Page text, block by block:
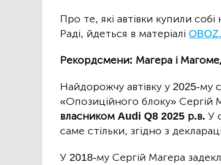
Про те, які автівки купили
Раді, йдеться в матеріалі
Рекордсмени: Магера і
Найдорожчу автівку у 2025-му
«Опозиційного блоку» Сергій
власником Audi Q8 2025 р.в. У
саме стільки, згідно з
У 2018-му Сергій Магера